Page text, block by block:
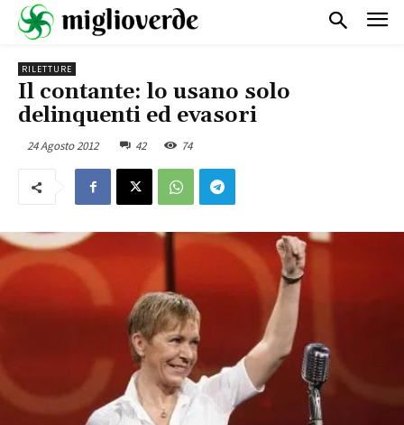
RILETTURE
Il contante: lo usano solo
delinquenti ed evasori
24 Agosto 2012 42 74